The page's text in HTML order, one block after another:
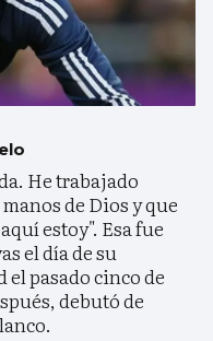
He trabajado
de Dios y que
estoy". Esa fue
el día de su
pasado cinco de
debutó de